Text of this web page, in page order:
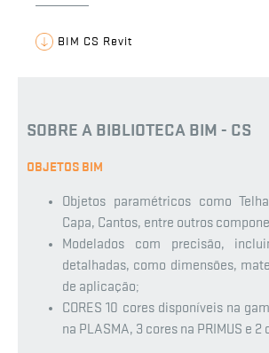
BIM CS Revit
SOBRE A BIBLIOTECA BIM - CS
OBJETOS BIM
Objetos paramétricos como
Capa, Cantos, entre outros
Modelados com precisão,
detalhadas, como dimensões,
de aplicação;
CORES 10 cores disponíveis na
na PLASMA, 3 cores na PRIMUS e 2